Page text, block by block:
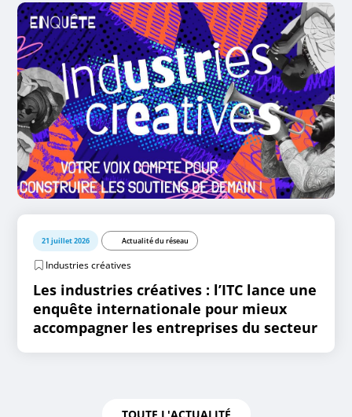
21 juillet 2026 Actualité du réseau
Industries créatives
Les industries créatives : l’ITC lance une
enquête internationale pour mieux
accompagner les entreprises du secteur
TOUTE L'ACTUALITÉ